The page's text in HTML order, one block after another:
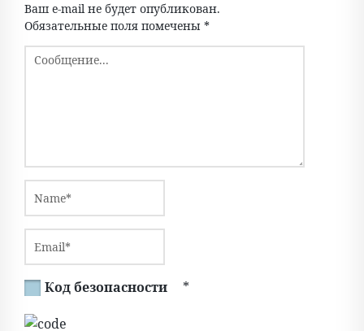
Ваш e-mail не будет опубликован.
Обязательные поля помечены *
Код безопасности *